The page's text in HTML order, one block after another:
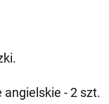
- 2 szt.